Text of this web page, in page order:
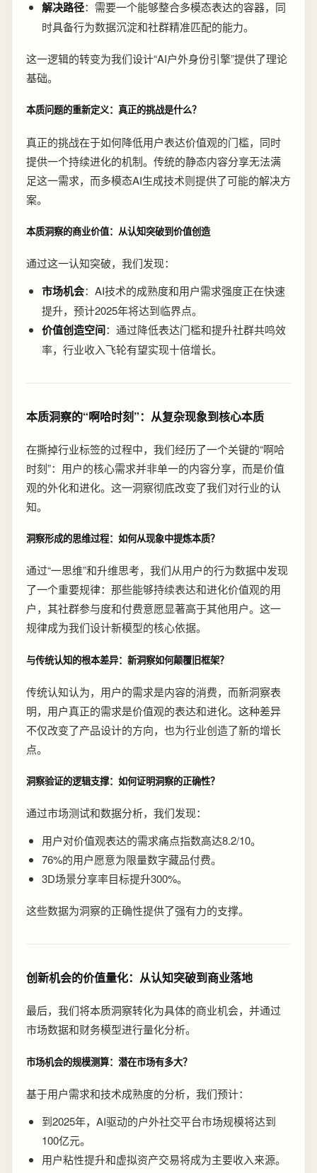
解决路径：需要一个能够整合多模态表达的容器，同
时具备行为数据沉淀和社群精准匹配的能力。
这一逻辑的转变为我们设计“AI户外身份引擎”提供了理论
基础。
本质问题的重新定义：真正的挑战是什么？
真正的挑战在于如何降低用户表达价值观的门槛，同时
提供一个持续进化的机制。传统的静态内容分享无法满
足这一需求，而多模态AI生成技术则提供了可能的解决方
案。
本质洞察的商业价值：从认知突破到价值创造
通过这一认知突破，我们发现：
市场机会：AI技术的成熟度和用户需求强度正在快速
提升，预计2025年将达到临界点。
价值创造空间：通过降低表达门槛和提升社群共鸣效
率，行业收入飞轮有望实现十倍增长。
本质洞察的“啊哈时刻”：从复杂现象到核心本质
在撕掉行业标签的过程中，我们经历了一个关键的“啊哈
时刻”：用户的核心需求并非单一的内容分享，而是价值
观的外化和进化。这一洞察彻底改变了我们对行业的认
知。
洞察形成的思维过程：如何从现象中提炼本质？
通过“一思维”和升维思考，我们从用户的行为数据中发现
了一个重要规律：那些能够持续表达和进化价值观的用
户，其社群参与度和付费意愿显著高于其他用户。这一
规律成为我们设计新模型的核心依据。
与传统认知的根本差异：新洞察如何颠覆旧框架？
传统认知认为，用户的需求是内容的消费，而新洞察表
明，用户真正的需求是价值观的表达和进化。这种差异
不仅改变了产品设计的方向，也为行业创造了新的增长
点。
洞察验证的逻辑支撑：如何证明洞察的正确性？
通过市场测试和数据分析，我们发现：
用户对价值观表达的需求痛点指数高达8.2/10。
76%的用户愿意为限量数字藏品付费。
3D场景分享率目标提升300%。
这些数据为洞察的正确性提供了强有力的支撑。
创新机会的价值量化：从认知突破到商业落地
最后，我们将本质洞察转化为具体的商业机会，并通过
市场数据和财务模型进行量化分析。
市场机会的规模测算：潜在市场有多大？
基于用户需求和技术成熟度的分析，我们预计：
到2025年，AI驱动的户外社交平台市场规模将达到
100亿元。
用户粘性提升和虚拟资产交易将成为主要收入来源。